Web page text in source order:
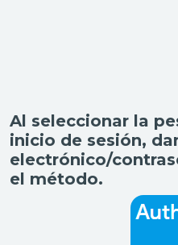
Al seleccionar la
inicio de sesión,
electrónico/
el método.